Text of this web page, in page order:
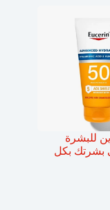
للبشرة
بشرتك بكل